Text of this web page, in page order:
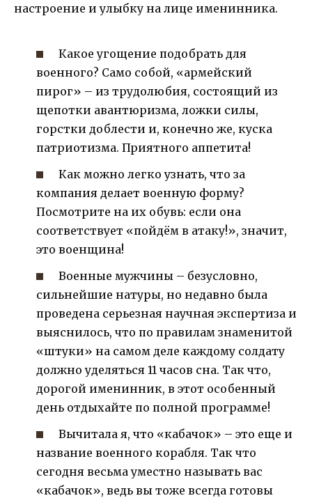
настроение и улыбку на лице именинника.
Какое угощение подобрать для
военного? Само собой, «армейский
пирог» – из трудолюбия, состоящий из
щепотки авантюризма, ложки силы,
горстки доблести и, конечно же, куска
патриотизма. Приятного аппетита!
Как можно легко узнать, что за
компания делает военную форму?
Посмотрите на их обувь: если она
соответствует «пойдём в атаку!», значит,
это военщина!
Военные мужчины – безусловно,
сильнейшие натуры, но недавно была
проведена серьезная научная экспертиза и
выяснилось, что по правилам знаменитой
«штуки» на самом деле каждому солдату
должно уделяться 11 часов сна. Так что,
дорогой именинник, в этот особенный
день отдыхайте по полной программе!
Вычитала я, что «кабачок» – это еще и
название военного корабля. Так что
сегодня весьма уместно называть вас
«кабачок», ведь вы тоже всегда готовы